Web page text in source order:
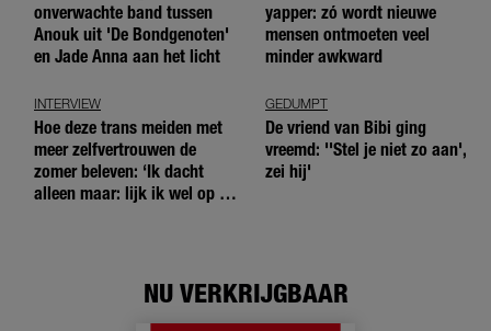
onverwachte band tussen
Anouk uit 'De Bondgenoten'
en Jade Anna aan het licht
yapper: zó wordt nieuwe
mensen ontmoeten veel
minder awkward
INTERVIEW
Hoe deze trans meiden met
meer zelfvertrouwen de
zomer beleven: ‘Ik dacht
alleen maar: lijk ik wel op de
GEDUMPT
De vriend van Bibi ging
vreemd: ''Stel je niet zo aan',
zei hij'
NU VERKRIJGBAAR